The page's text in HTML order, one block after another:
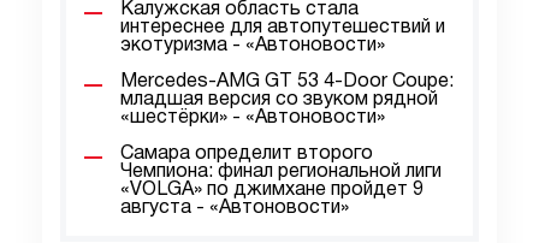
Калужская область стала
интереснее для автопутешествий и
экотуризма - «Автоновости»
Mercedes-AMG GT 53 4-Door Coupe:
младшая версия со звуком рядной
«шестёрки» - «Автоновости»
Самара определит второго
Чемпиона: финал региональной лиги
«VOLGA» по джимхане пройдет 9
августа - «Автоновости»